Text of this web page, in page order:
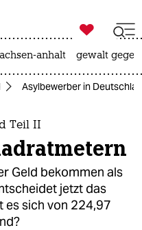

taz zahl ich
anhalt gewalt
Asylbewerber in
Teil II
Geld bekommen als
jetzt das
es sich von 224,97